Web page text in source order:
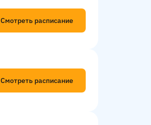
Смотреть расписание
Смотреть расписание